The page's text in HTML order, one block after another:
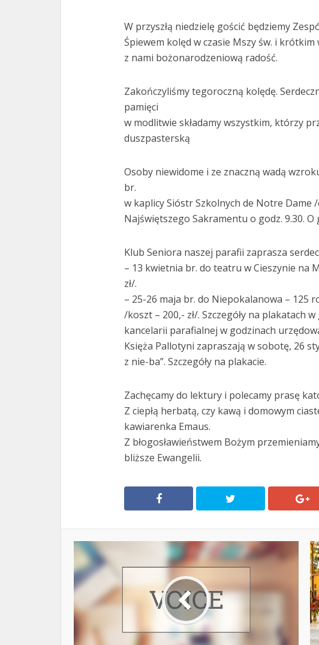
W przyszłą niedzielę gościć będziemy
Śpiewem kolęd w czasie Mszy św. i
z nami bożonarodzeniową radość.
Zakończyliśmy tegoroczną kolędę.
pamięci
w modlitwie składamy wszystkim, którzy
duszpasterską
Osoby niewidome i ze znaczną wadą
br.
w kaplicy Sióstr Szkolnych de Notre
Najświętszego Sakramentu o godz. 9.30. O
Klub Seniora naszej parafii zaprasza
– 13 kwietnia br. do teatru w Cieszynie na
zł/.
– 25-26 maja br. do Niepokalanowa – 125
/koszt – 200,- zł/. Szczegóły na plakatach
kancelarii parafialnej w godzinach
Księża Pallotyni zapraszają w sobotę, 26
z nie-ba”. Szczegóły na plakacie.
Zachęcamy do lektury i polecamy prasę
Z ciepłą herbatą, czy kawą i domowym
kawiarenka Emaus.
Z błogosławieństwem Bożym
bliższe Ewangelii.